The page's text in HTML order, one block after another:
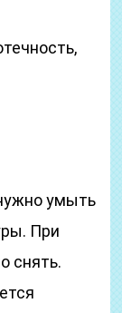
умыть
При
снять.